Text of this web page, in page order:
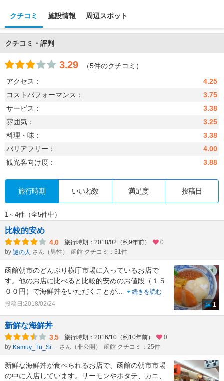
クチコミ 施設情報 周辺スポット
クチコミ・評判
3.29
（5件のクチコミ）
アクセス：
4.25
コストパフォーマンス：
3.75
サービス：
3.38
雰囲気：
3.25
料理・味：
3.38
バリアフリー：
4.00
観光客向け度：
3.88
旅行時期 いいね数 満足度 投稿日
1～4件（全5件中）
比較的安め
4.0 旅行時期：2018/02（約9年前）
0
by 謎の人 さん（男性） 函館 クチコミ：31件
函館朝市のどんぶり横庁市場に入っているお店で
す。他のお店に比べると比較的安めのお値段（１５
００円）で海鮮丼をいただくことが
続きを読む
投稿日:2018/02/24
1
新鮮な海鮮丼
3.5 旅行時期：2016/10（約10年前）
0
by
Kamuy_Tu_Sinta さん（非公開） 函館 クチコミ：25件
新鮮な海鮮丼が食べられるお店で、函館の朝市市場
の中に入店しています。サーモンやホタテ、カニ、